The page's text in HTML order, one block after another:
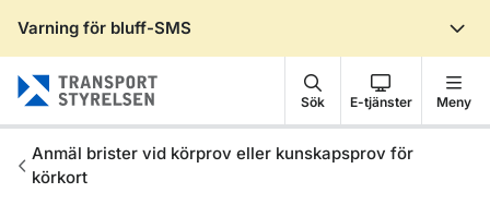
Varning för bluff-SMS
Sök E-tjänster Meny
Anmäl brister vid körprov eller kunskapsprov för
körkort